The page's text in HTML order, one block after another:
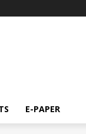
E-PAPER